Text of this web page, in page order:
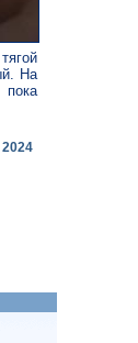
На
пока